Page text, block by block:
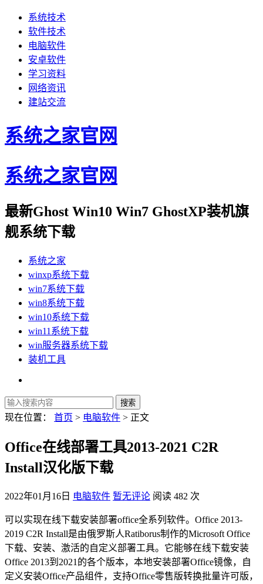
系统技术
软件技术
电脑软件
安卓软件
学习资料
网络资讯
建站交流
系统之家官网
系统之家官网
最新Ghost Win10 Win7 GhostXP装机旗
舰系统下载
系统之家
winxp系统下载
win7系统下载
win8系统下载
win10系统下载
win11系统下载
win服务器系统下载
装机工具
现在位置： 首页 > 电脑软件 > 正文
Office在线部署工具2013-2021 C2R
Install汉化版下载
2022年01月16日 电脑软件 暂无评论 阅读 482 次
可以实现在线下载安装部署office全系列软件。Office 2013-
2019 C2R Install是由俄罗斯人Ratiborus制作的Microsoft Office
下载、安装、激活的自定义部署工具。它能够在线下载安装
Office 2013到2021的各个版本，本地安装部署Office镜像，自
定义安装Office产品组件，支持Office零售版转换批量许可版，